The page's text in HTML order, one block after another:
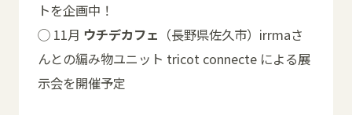
トを企画中！
◯ 11月 ウチデカフェ （長野県佐久市）irrmaさ
んとの編み物ユニット tricot connecte による展
示会を開催予定